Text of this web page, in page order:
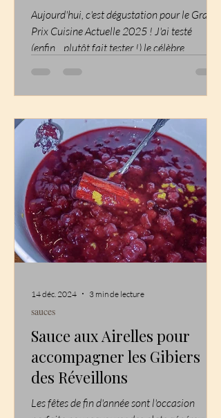
LES
RECETT
ES
Aujourd'hui, c'est dégustation pour le Grand
Prix Cuisine Actuelle 2025 ! J'ai testé
(enfin... plutôt fait tester !) le célèbre
Sauce aux Airelles pour
accompagner les Gibiers
des Réveillons
Les fêtes de fin d'année sont l'occasion
sauces
14 déc. 2024 3 min de lecture